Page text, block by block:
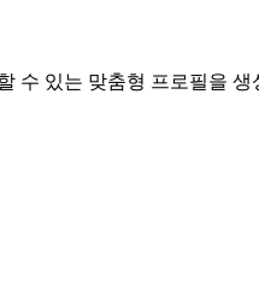
수 있는 맞춤형 프로필을